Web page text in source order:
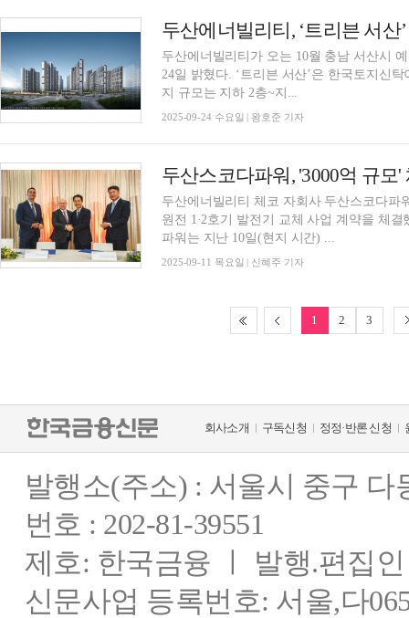
두산에너빌리티, ‘트리븐 서산
두산에너빌리티가 오는 10월 충남 서산시
24일 밝혔다. ‘트리븐 서산’은 한국토지신탁이 시행하고 두산에너빌리티가 시공을 맡았다. 단
지 규모는 지하 2층~지...
2025-09-24 수요일 | 왕호준 기자
두산스코다파워, '3000억 규모
두산에너빌리티 체코 자회사 두산스코다파
원전 1·2호기 발전기 교체 사업 계약을 체
파워는 지난 10일(현지 시간) ...
2025-09-11 목요일 | 신혜주 기자
1 2 3
회사소개 구독신청 정정·반론 신청
발행소(주소) : 서울시 중구
번호 : 202-81-39551
제호: 한국금융 ㅣ 발행.편집
신문사업 등록번호: 서울,다